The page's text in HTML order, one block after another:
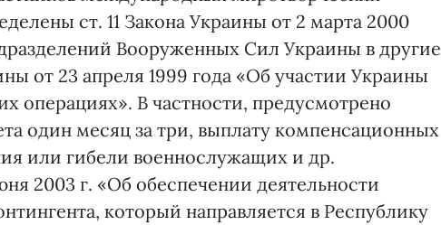
ст. 11 Закона Украины от 2 марта 2000
Вооруженных Сил Украины в другие
от 23 апреля 1999 года «Об участии Украины
операциях». В частности, предусмотрено
один месяц за три, выплату компенсационных
или гибели военнослужащих и др.
2003 г. «Об обеспечении деятельности
который направляется в Республику